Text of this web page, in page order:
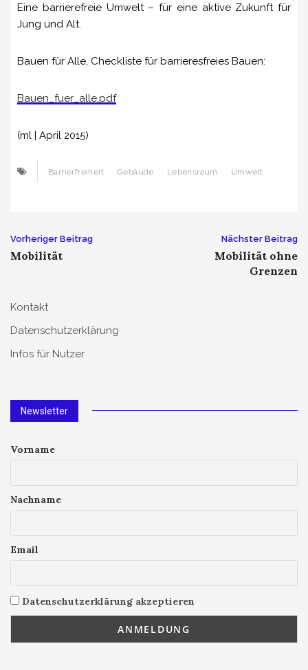
Eine barrierefreie Umwelt – für eine aktive Zukunft für
Jung und Alt.
Bauen für Alle, Checkliste für barrieresfreies Bauen:
Bauen_fuer_alle.pdf
(ml | April 2015)
Barrierfreiheit Gebäude Lebensraum Umwelt
Beitrags-
Vorheriger Beitrag
Mobilität
Nächster Beitrag
Mobilität ohne
Grenzen
Kontakt
Datenschutzerklärung
Infos für Nutzer
Newsletter
Vorname
Nachname
Email
Datenschutzerklärung akzeptieren